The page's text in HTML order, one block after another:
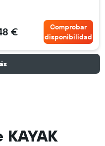
€
Comprobar
disponibilidad